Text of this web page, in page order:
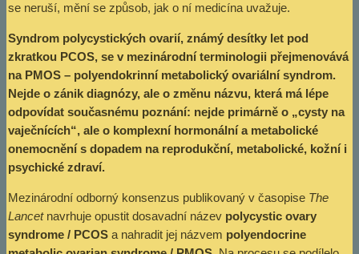
se neruší, mění se způsob, jak o ní medicína uvažuje.
Syndrom polycystických ovarií, známý desítky let pod
zkratkou PCOS, se v mezinárodní terminologii přejmenovává
na PMOS – polyendokrinní metabolický ovariální syndrom.
Nejde o zánik diagnózy, ale o změnu názvu, která má lépe
odpovídat současnému poznání: nejde primárně o „cysty na
vaječnících“, ale o komplexní hormonální a metabolické
onemocnění s dopadem na reprodukční, metabolické, kožní i
psychické zdraví.
Mezinárodní odborný konsenzus publikovaný v časopise The
Lancetnavrhuje opustit dosavadní název polycystic ovary
syndrome / PCOS a nahradit jej názvem polyendocrine